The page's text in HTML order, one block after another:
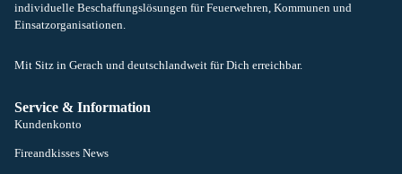
individuelle Beschaffungslösungen für Feuerwehren, Kommunen und
Einsatzorganisationen.
Mit Sitz in Gerach und deutschlandweit für Dich erreichbar.
Service & Information
Kundenkonto
Fireandkisses News